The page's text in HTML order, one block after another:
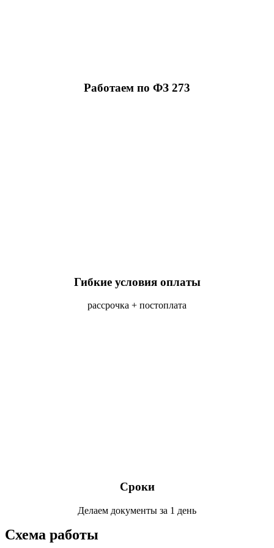
Работаем по ФЗ 273
Гибкие условия оплаты
рассрочка + постоплата
Сроки
Делаем документы за 1 день
Схема работы